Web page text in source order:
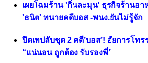
เผยโฉมร้าน 'กิ่นละมุน' ธุรกิจร้านอา
'ธนิต' ทนายคดีบอส -พนง.ยันไม่รู้จัก
ปิดเทปลับชุด 2 คดี’บอส’! อัยการโท
“แน่นอน ถูกต้อง รับรองพี่”